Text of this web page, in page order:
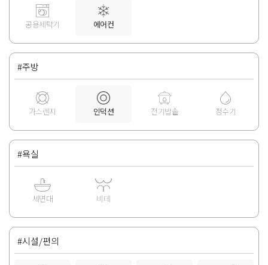
공용세탁기 에어컨
#주방
가스렌지 인덕션 전기밥솥 정수기
#욕실
세면대 비데
#시설/편의